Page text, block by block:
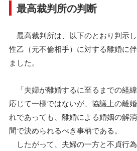
最高裁判所の判断
最高裁判所は、以下のとおり判示
性乙（元不倫相手）に対する離婚に
ました。
「夫婦が離婚するに至るまでの経
応じて一様ではないが、協議上の離
れであっても、離婚による婚姻の解
間で決められるべき事柄である。
したがって、夫婦の一方と不貞行